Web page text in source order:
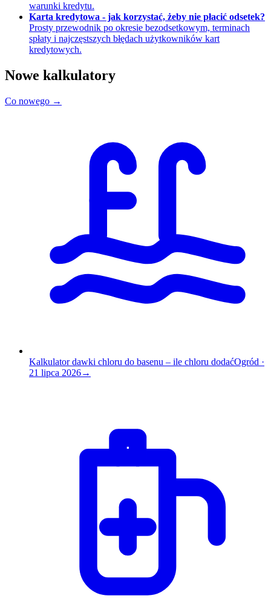
warunki kredytu.
Karta kredytowa - jak korzystać, żeby nie płacić odsetek?
Prosty przewodnik po okresie bezodsetkowym, terminach
spłaty i najczęstszych błędach użytkowników kart
kredytowych.
Nowe kalkulatory
Co nowego →
Kalkulator dawki chloru do basenu – ile chloru dodaćOgród ·
21 lipca 2026→